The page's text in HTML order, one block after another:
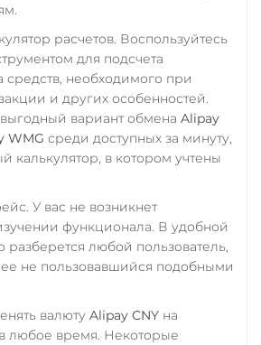
расчетов. Воспользуйтесь
для подсчета
необходимого при
и других особенностей.
вариант обмена Alipay
WMG среди доступных за минуту,
калькулятор, в котором учтены
У вас не возникнет
функционала. В удобной
разберется любой пользователь,
не пользовавшийся подобными
валюту Alipay CNY на
в любое время. Некоторые